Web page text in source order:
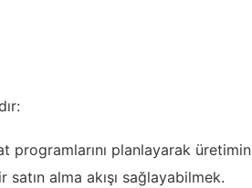
programlarını planlayarak üretimin
alma akışı sağlayabilmek.